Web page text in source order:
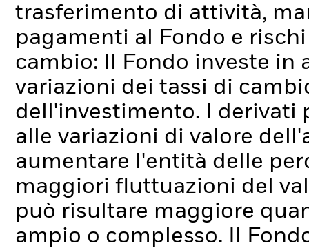
trasferimento di attività,
pagamenti al Fondo e
cambio: Il Fondo investe in
variazioni dei tassi di
dell'investimento.
I
alle variazioni di valore
aumentare l'entità delle
maggiori fluttuazioni del
può risultare maggiore
ampio o complesso.
Il